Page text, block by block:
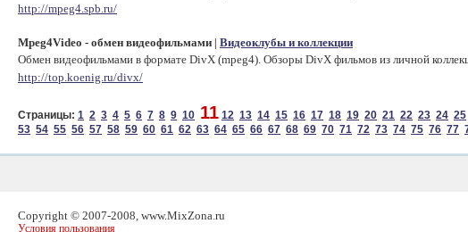
http://mpeg4.spb.ru/
Mpeg4Video - обмен видеофильмами Видеоклубы и коллекции
Обмен видеофильмами в формате DivX (mpeg4). Обзоры DivX фильмов из личной
http://top.koenig.ru/divx/
Страницы: 1 2 3 4 5 6 7 8 9 10 11 12 13 14 15 16 17 18 19 20 21 22 23 24 25
53 54 55 56 57 58 59 60 61 62 63 64 65 66 67 68 69 70 71 72 73 74 75 76 77
Copyright © 2007-2008, www.MixZona.ru
Условия пользования